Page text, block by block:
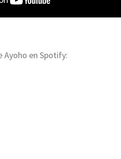
Ayoho en Spotify: